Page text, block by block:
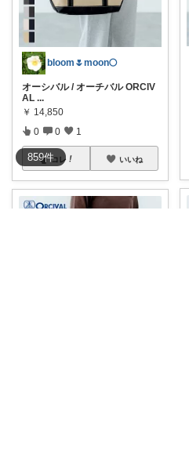
859件
bloom🌷moon🌕
オーシバル / オーチバル ORCIV
AL ...
￥ 14,850
0 0 1
コレ いいね